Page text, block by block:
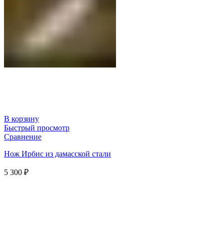
В корзину
Быстрый просмотр
Сравнение
Нож Ирбис из дамасской стали
5 300 ₽